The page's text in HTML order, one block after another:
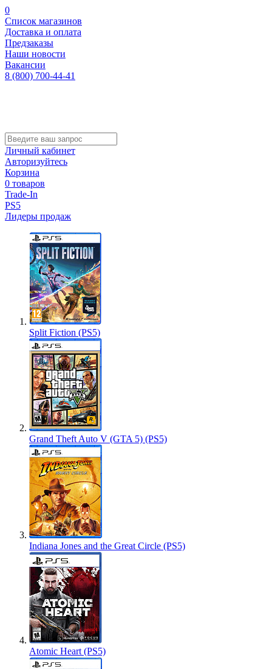
0
Список магазинов
Доставка и оплата
Предзаказы
Наши новости
Вакансии
8 (800) 700-44-41
Личный кабинет
Авторизуйтесь
Корзина
0 товаров
Trade-In
PS5
Лидеры продаж
Split Fiction (PS5)
Grand Theft Auto V (GTA 5) (PS5)
Indiana Jones and the Great Circle (PS5)
Atomic Heart (PS5)